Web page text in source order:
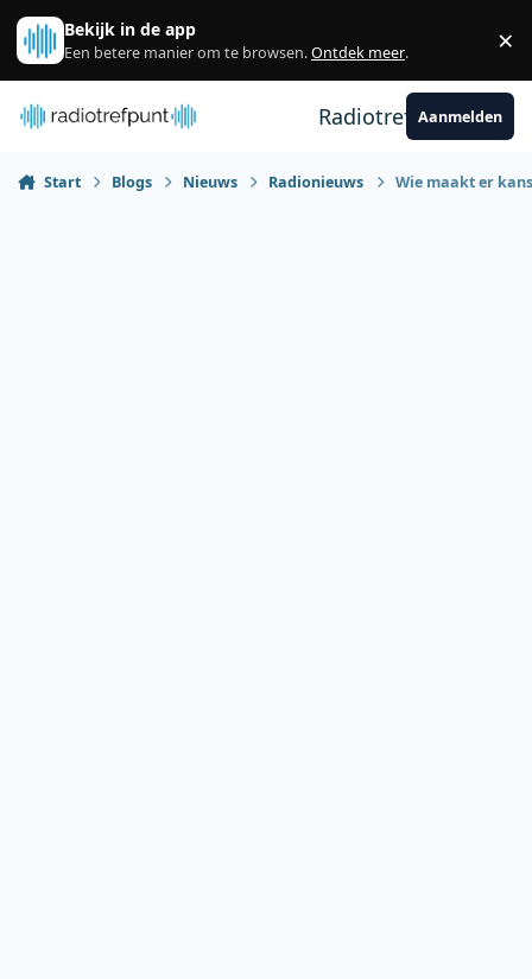
Spring naar bijdragen
Bekijk in de app
Een betere manier om te browsen.Ontdek meer. ×
RadiotrefpuntAanmelden
Start Blogs Nieuws Radionieuws Wie maakt er